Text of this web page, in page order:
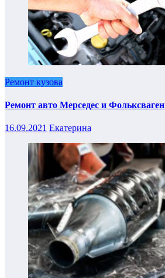
Ремонт кузова
Ремонт авто Мерседес и Фольксваген
16.09.2021 Екатерина